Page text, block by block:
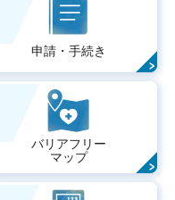
申請・手続き
バリアフリー
マップ